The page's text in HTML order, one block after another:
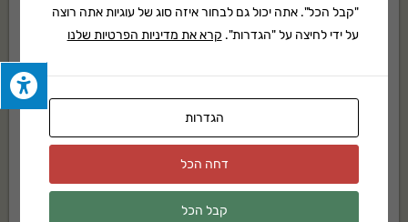
חסר במלאי
"קבל הכל". אתה יכול גם לבחור איזה סוג של עוגיות אתה רוצה
על ידי לחיצה על "הגדרות". קרא את מדיניות הפרטיות שלנו
הגדרות
דחה הכל
קבל הכל